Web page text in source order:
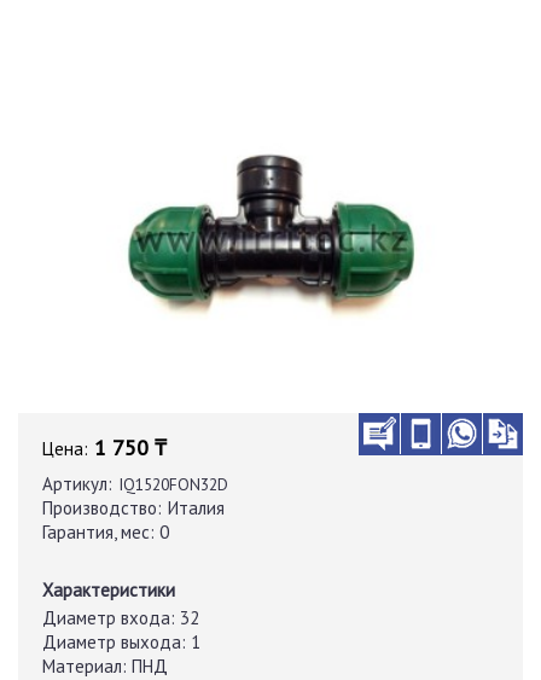
Цена: 1 750 ₸
Артикул: IQ1520FON32D
Производство: Италия
Гарантия, мес: 0
Характеристики
Диаметр входа: 32
Диаметр выхода: 1
Материал: ПНД